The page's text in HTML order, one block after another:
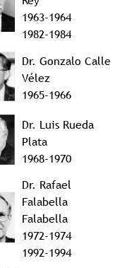
1963-1964
1982-1984
Dr. Gonzalo Calle
Vélez
1965-1966
Dr. Luis Rueda
Plata
1968-1970
Dr. Rafael
Falabella
Falabella
1972-1974
1992-1994